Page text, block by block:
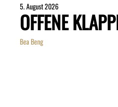
5. August 2026
OFFENE
Bea Beng